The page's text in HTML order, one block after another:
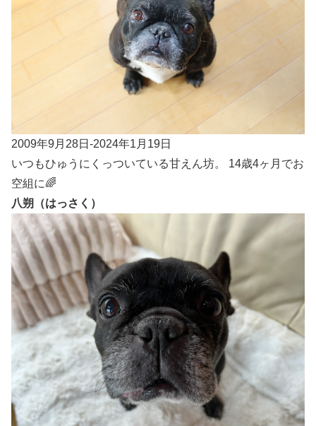
2009年9月28日-2024年1月19日
いつもひゅうにくっついている甘えん坊。 14歳4ヶ月でお
空組に🌈
八朔（はっさく）